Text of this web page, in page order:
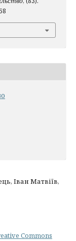
Іван Матвіїв,
Commons